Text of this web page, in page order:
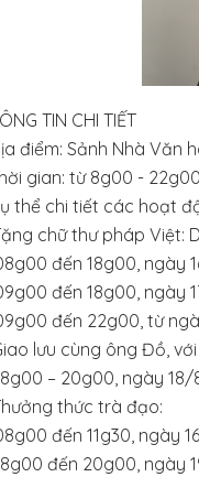
TIN CHI TIẾT
điểm: Sảnh Nhà Văn
gian: từ 8g00 -
thể chi tiết các hoạt
chữ thư pháp Việt:
đến 18g00, ngày
đến 18g00, ngày
đến 22g00, từ
lưu cùng ông Đồ,
– 20g00, ngày
thức trà đạo:
đến 11g30, ngày
đến 20g00, ngày